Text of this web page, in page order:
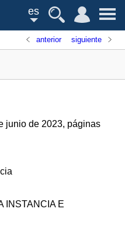
es
anterior siguiente
junio de 2023, páginas
INSTANCIA E